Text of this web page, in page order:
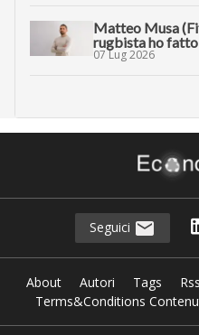
Matteo Musa
rugbista ho fatto
07 Lug 2026
Seguici
About Autori Tags
Terms&Conditions